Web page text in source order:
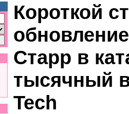
Короткой
Старр в
тысячный
Tech